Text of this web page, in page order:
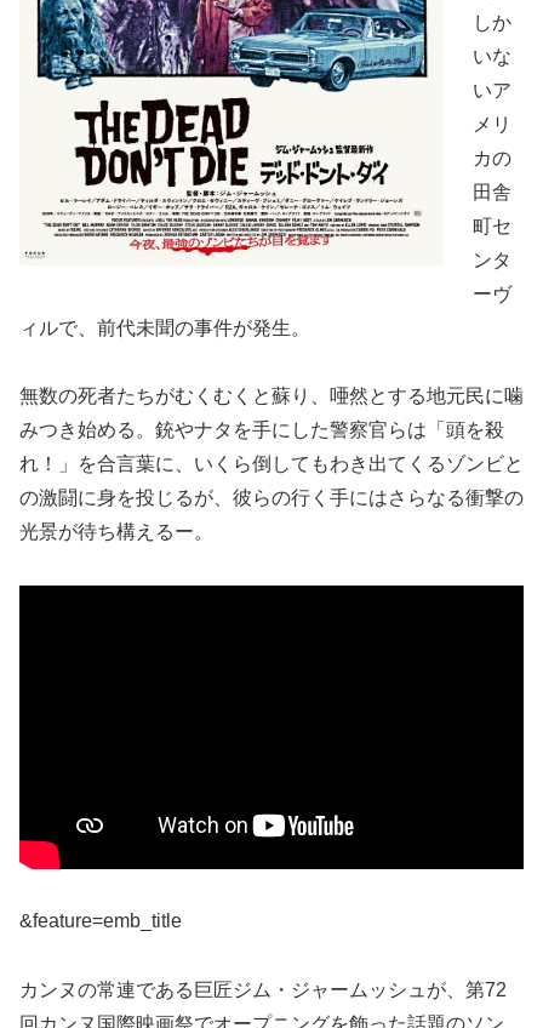
しか
いな
いア
メリ
カの
田舎
町セ
ンタ
ーヴ
ィルで、前代未聞の事件が発生。
無数の死者たちがむくむくと蘇り、唖然とする地元民に噛
みつき始める。銃やナタを手にした警察官らは「頭を殺
れ！」を合言葉に、いくら倒してもわき出てくるゾンビと
の激闘に身を投じるが、彼らの行く手にはさらなる衝撃の
光景が待ち構えるー。
&feature=emb_title
カンヌの常連である巨匠ジム・ジャームッシュが、第72
回カンヌ国際映画祭でオープニングを飾った話題のソン